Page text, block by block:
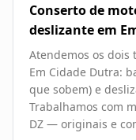
Conserto de
deslizante em
Atendemos os dois
Em Cidade Dutra:
que sobem) e
Trabalhamos com
DZ — originais e